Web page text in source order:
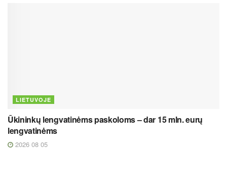
LIETUVOJE
Ūkininkų lengvatinėms paskoloms – dar 15 mln. eurų
lengvatinėms
2026 08 05